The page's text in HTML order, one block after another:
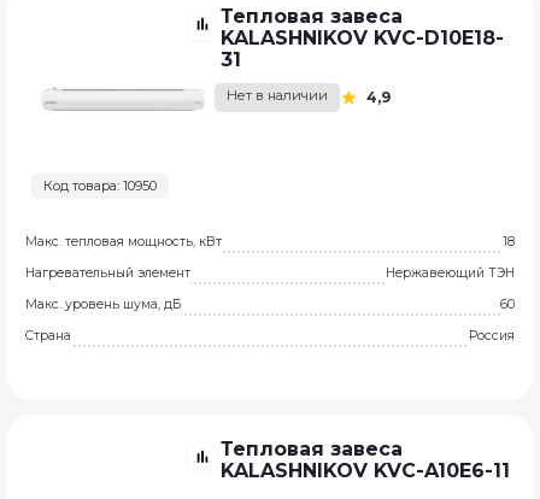
Код товара: 10950
Тепловая завеса
KALASHNIKOV KVC-D10E18-
31
Нет в наличии 4,9
Макс. тепловая мощность, кВт
18
Нагревательный элемент
Нержавеющий ТЭН
Макс. уровень шума, дБ
60
Страна
Россия
Тепловая завеса
KALASHNIKOV KVC-A10E6-11